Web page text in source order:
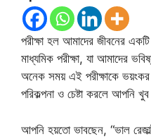
পরীক্ষা হল আমাদের জীবনের
মাধ্যমিক পরীক্ষা, যা আমাদের
অনেক সময় এই পরীক্ষাকে
পরিকল্পনা ও চেষ্টা করলে আপনি
আপনি হয়তো ভাবছেন, “ভাল